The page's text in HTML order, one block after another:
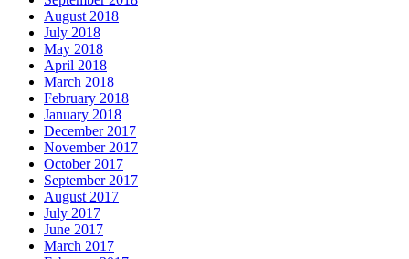
August 2018
July 2018
May 2018
April 2018
March 2018
February 2018
January 2018
December 2017
November 2017
October 2017
September 2017
August 2017
July 2017
June 2017
March 2017